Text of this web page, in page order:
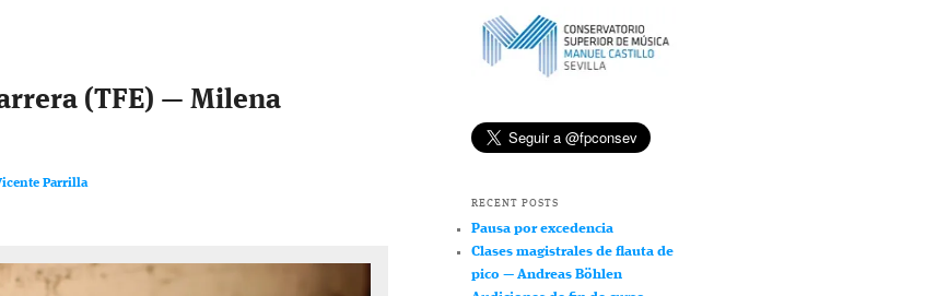
(TFE) — Milena
Parrilla
RECENT POSTS
Pausa por excedencia
Clases magistrales de flauta de
pico — Andreas Böhlen